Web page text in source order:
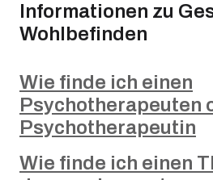
Informationen zu
Wohlbefinden
Wie finde ich einen
Psychotherapeuten
Psychotherapeutin
Wie finde ich einen